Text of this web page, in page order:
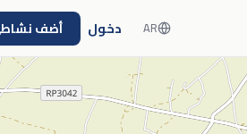
AR دخول أضف